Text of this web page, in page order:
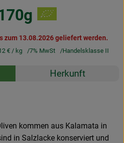
zum 13.08.2026 geliefert werden.
€ / kg 7% MwSt Handelsklasse II
Rezepte
Herkunft
kommen aus Kalamata in
in Salzlacke konserviert und